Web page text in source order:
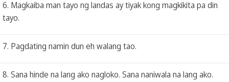
6. Magkaiba man tayo ng landas ay tiyak kong magkikita pa din
tayo.
7. Pagdating namin dun eh walang tao.
8. Sana hinde na lang ako nagloko. Sana naniwala na lang ako.